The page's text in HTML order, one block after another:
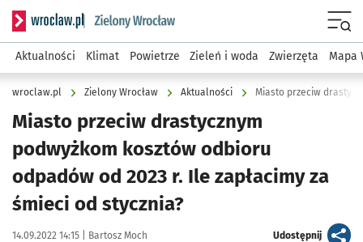
Serwis informacyjny wroclaw.pl podserwis: Środowisko we
Aktualności Klimat Powietrze Zieleń i woda Zwierzęta Mapa
wroclaw.pl Zielony Wrocław Aktualności
Miasto przeciw drastycznym
podwyżkom kosztów odbioru
odpadów od 2023 r. Ile zapłacimy za
śmieci od stycznia?
Data publikacji:
14.09.2022 14:15 | Autor:
Bartosz Moch Udostępnijartykuł